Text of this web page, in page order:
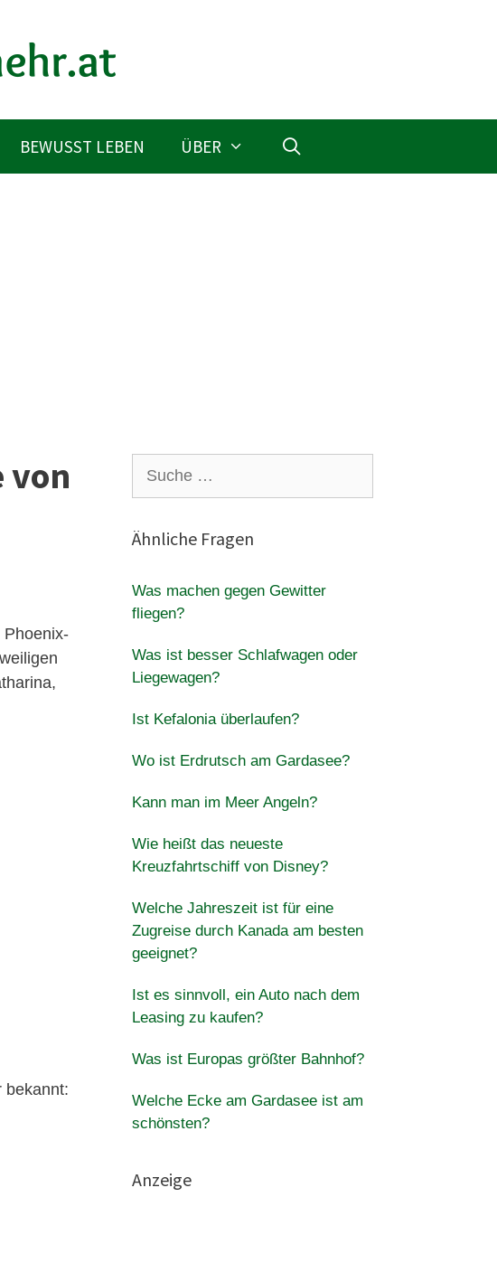
BEWUSST LEBEN ÜBER
von
Phoenix-
bekannt:
nach:
Ähnliche Fragen
Was machen gegen Gewitter
fliegen?
Was ist besser Schlafwagen oder
Liegewagen?
Ist Kefalonia überlaufen?
Wo ist Erdrutsch am Gardasee?
Kann man im Meer Angeln?
Wie heißt das neueste
Kreuzfahrtschiff von Disney?
Welche Jahreszeit ist für eine
Zugreise durch Kanada am besten
geeignet?
Ist es sinnvoll, ein Auto nach dem
Leasing zu kaufen?
Was ist Europas größter Bahnhof?
Welche Ecke am Gardasee ist am
schönsten?
Anzeige